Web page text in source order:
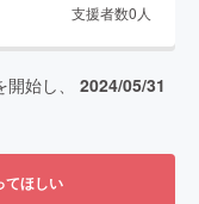
支援者数0 人
開始し、 2024/05/31
てほしい